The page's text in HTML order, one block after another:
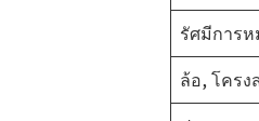
รัศมีการ
ล้อ, โครง